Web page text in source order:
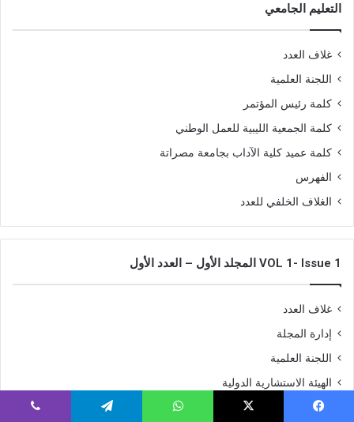
التعليم الجامعي
غلاف العدد
اللجنة العلمية
كلمة رئيس المؤتمر
كلمة الجمعية الليبية للعمل الوطني
كلمة عميد كلية الآداب بجامعة مصراتة
الفهرس
الغلاف الخلفي للعدد
VOL 1- Issue 1 المجلد الأول – العدد الأول
غلاف العدد
إدارة المجلة
اللجنة العلمية
الهيئة الاستشارية الدولية
شروط النشر بالمجلة